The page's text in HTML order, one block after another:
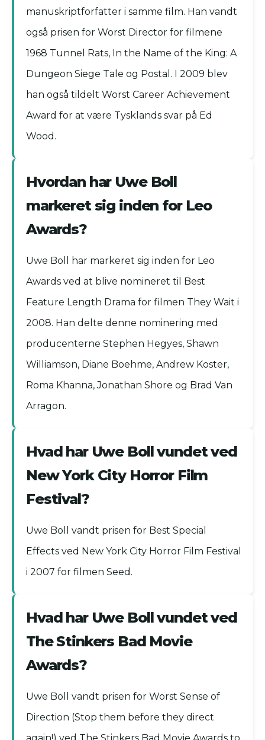
manuskriptforfatter i samme film. Han vandt
også prisen for Worst Director for filmene
1968 Tunnel Rats, In the Name of the King: A
Dungeon Siege Tale og Postal. I 2009 blev
han også tildelt Worst Career Achievement
Award for at være Tysklands svar på Ed
Wood.
Hvordan har Uwe Boll
markeret sig inden for Leo
Awards?
Uwe Boll har markeret sig inden for Leo
Awards ved at blive nomineret til Best
Feature Length Drama for filmen They Wait i
2008. Han delte denne nominering med
producenterne Stephen Hegyes, Shawn
Williamson, Diane Boehme, Andrew Koster,
Roma Khanna, Jonathan Shore og Brad Van
Arragon.
Hvad har Uwe Boll vundet ved
New York City Horror Film
Festival?
Uwe Boll vandt prisen for Best Special
Effects ved New York City Horror Film Festival
i 2007 for filmen Seed.
Hvad har Uwe Boll vundet ved
The Stinkers Bad Movie
Awards?
Uwe Boll vandt prisen for Worst Sense of
Direction (Stop them before they direct